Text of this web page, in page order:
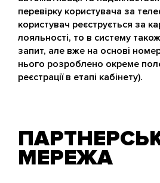
перевірку користувача за
користувач реєструється за
лояльності, то в систему
запит, але вже на основі
нього розроблено окреме
реєстрації в етапі кабінету).
МЕРЕЖА